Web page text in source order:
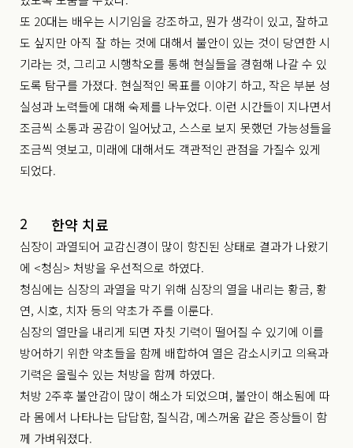
또 20대는 배우는 시기임을 강조하고, 뭔가 생각이 있고, 잘하고
도 싶지만 아직 잘 하는 것에 대해서 불안이 있는 것이 당연한 시
기라는 것, 그리고 시행착오를 통해 현실들을 경험해 나갈 수 있
도록 탐구를 가졌다. 현실적인 목표를 이야기 하고, 작은 부분 성
실성과 노력들에 대해 숙제를 나누었다. 이런 시간들이 지나면서
조금씩 소통과 공감이 일어났고, 스스로 보지 못했던 가능성들을
조금씩 엿보고, 미래에 대해서도 객관적인 관점을 가질수 있게
되었다.
2 한약 치료
심장이 과열되어 교감신경이 많이 항진된 상태로 결과가 나왔기
에 <청심> 처방을 우선적으로 하였다.
청심에는 심장의 과열을 막기 위해 심장의 열을 내리는 황금, 황
연, 시호, 치자 등의 약초가 주를 이룬다.
심장의 열만을 내리게 되면 자칫 기력이 떨어질 수 있기에 이를
방어하기 위한 약초들을 함께 배합하여 열은 감소시키고 의욕과
기력은 올릴수 있는 처방을 함께 하였다.
처방 2주후 불안감이 많이 해소가 되었으며, 불안이 해소됨에 따
라 몸에서 나타나는 답답함, 질식감, 메스꺼움 같은 증상들이 함
께 가벼워졌다.